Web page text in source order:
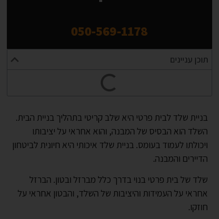
בניית שלד לבית פרטי היא שלב קריטי בתהליך בניית הבית.
השלד הוא הבסיס של המבנה, והוא אחראי על יציבותו
ויכולתו לעמוד בעומס. בניית שלד איכותי היא חיונית לביטחון
הדיירים והמבנה.
שלד של בית פרטי בנוי בדרך כלל מברזל ובטון. הברזל
אחראי על העמידות והיציבות של השלד, והבטון אחראי על
חוזקו.
050-569-1178
תוכן עניינים